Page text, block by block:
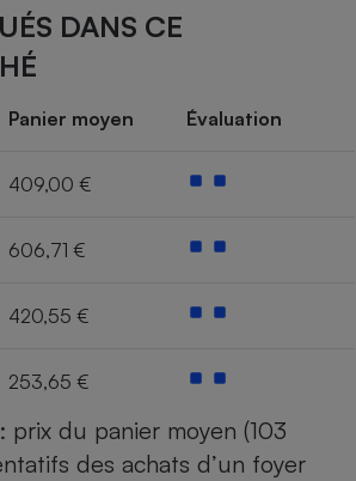
DANS CE
Panier moyen Évaluation
409,00 €
606,71 €
420,55 €
253,65 €
prix du panier moyen (103
des achats d’un foyer